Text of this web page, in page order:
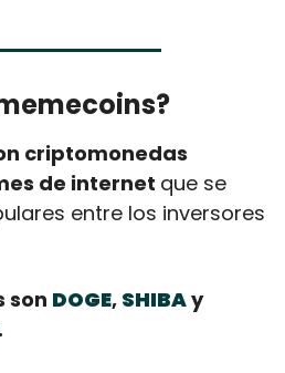
criptomonedas
de internet que se
entre los inversores
son DOGE, SHIBA y
.